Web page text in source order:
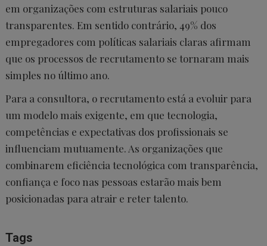
em organizações com estruturas salariais pouco
transparentes. Em sentido contrário, 49% dos
empregadores com políticas salariais claras afirmam
que os processos de recrutamento se tornaram mais
simples no último ano.
Para a consultora, o recrutamento está a evoluir para
um modelo mais exigente, em que tecnologia,
competências e expectativas dos profissionais se
influenciam mutuamente. As organizações que
combinarem eficiência tecnológica com transparência,
confiança e foco nas pessoas estarão mais bem
posicionadas para atrair e reter talento.
Tags